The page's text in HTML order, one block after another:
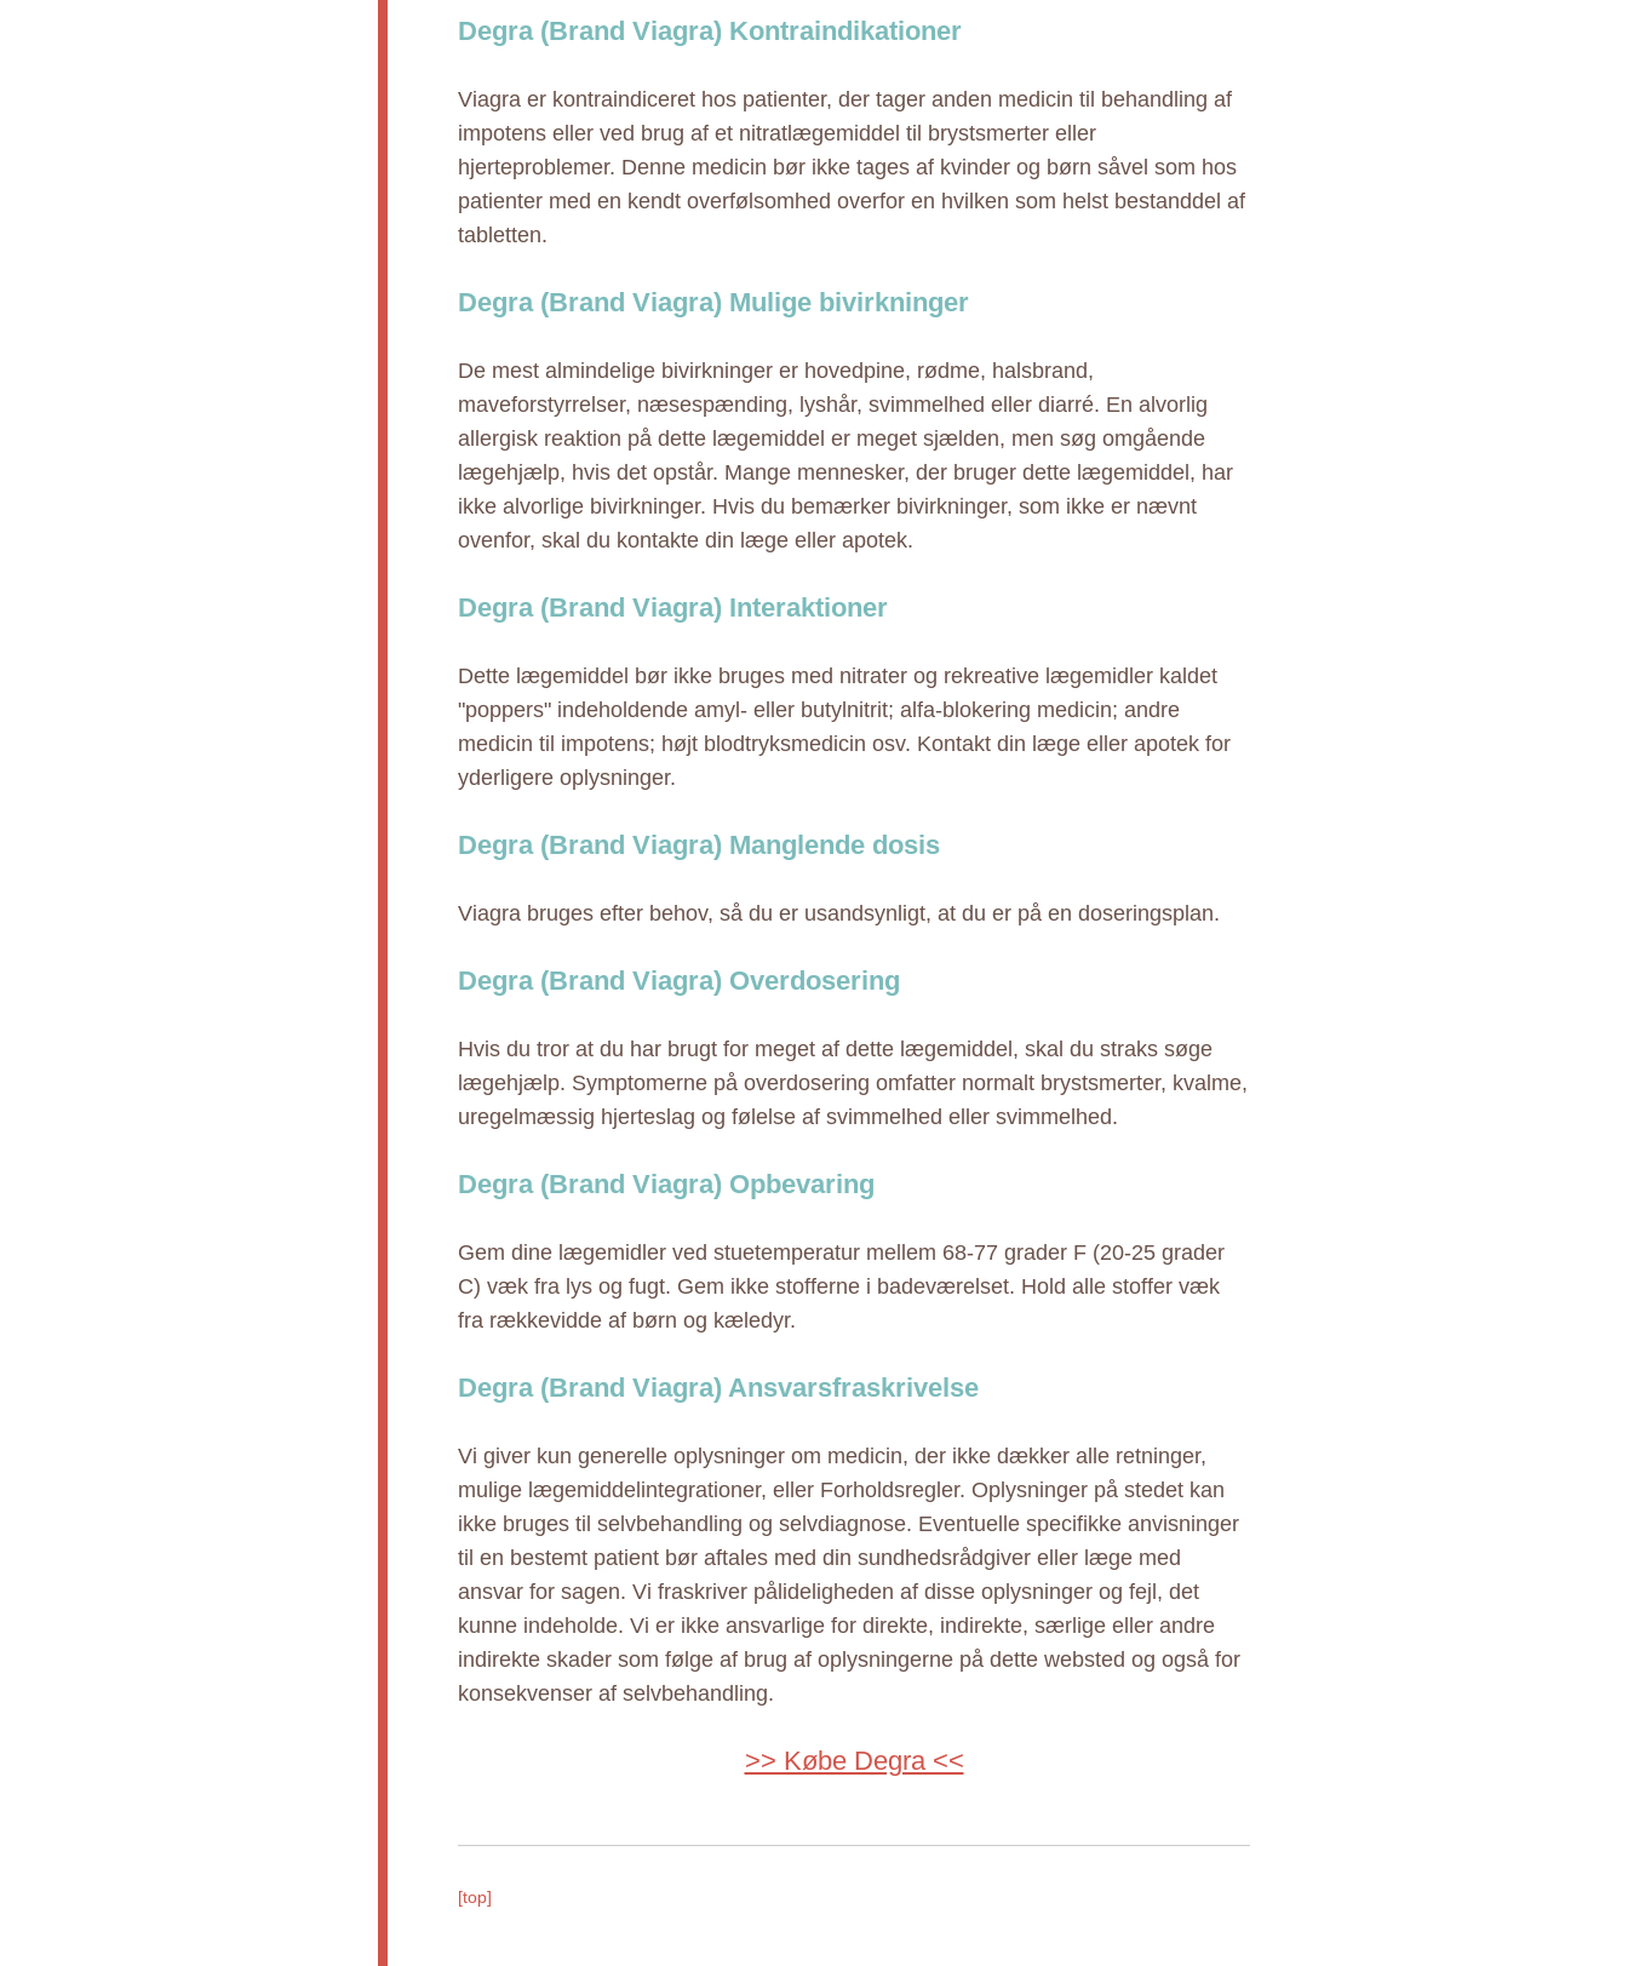
Degra (Brand Viagra) Kontraindikationer
Viagra er kontraindiceret hos patienter, der tager anden medicin til behandling af
impotens eller ved brug af et nitratlægemiddel til brystsmerter eller
hjerteproblemer. Denne medicin bør ikke tages af kvinder og børn såvel som hos
patienter med en kendt overfølsomhed overfor en hvilken som helst bestanddel af
tabletten.
Degra (Brand Viagra) Mulige bivirkninger
De mest almindelige bivirkninger er hovedpine, rødme, halsbrand,
maveforstyrrelser, næsespænding, lyshår, svimmelhed eller diarré. En alvorlig
allergisk reaktion på dette lægemiddel er meget sjælden, men søg omgående
lægehjælp, hvis det opstår. Mange mennesker, der bruger dette lægemiddel, har
ikke alvorlige bivirkninger. Hvis du bemærker bivirkninger, som ikke er nævnt
ovenfor, skal du kontakte din læge eller apotek.
Degra (Brand Viagra) Interaktioner
Dette lægemiddel bør ikke bruges med nitrater og rekreative lægemidler kaldet
"poppers" indeholdende amyl- eller butylnitrit; alfa-blokering medicin; andre
medicin til impotens; højt blodtryksmedicin osv. Kontakt din læge eller apotek for
yderligere oplysninger.
Degra (Brand Viagra) Manglende dosis
Viagra bruges efter behov, så du er usandsynligt, at du er på en doseringsplan.
Degra (Brand Viagra) Overdosering
Hvis du tror at du har brugt for meget af dette lægemiddel, skal du straks søge
lægehjælp. Symptomerne på overdosering omfatter normalt brystsmerter, kvalme,
uregelmæssig hjerteslag og følelse af svimmelhed eller svimmelhed.
Degra (Brand Viagra) Opbevaring
Gem dine lægemidler ved stuetemperatur mellem 68-77 grader F (20-25 grader
C) væk fra lys og fugt. Gem ikke stofferne i badeværelset. Hold alle stoffer væk
fra rækkevidde af børn og kæledyr.
Degra (Brand Viagra) Ansvarsfraskrivelse
Vi giver kun generelle oplysninger om medicin, der ikke dækker alle retninger,
mulige lægemiddelintegrationer, eller Forholdsregler. Oplysninger på stedet kan
ikke bruges til selvbehandling og selvdiagnose. Eventuelle specifikke anvisninger
til en bestemt patient bør aftales med din sundhedsrådgiver eller læge med
ansvar for sagen. Vi fraskriver pålideligheden af disse oplysninger og fejl, det
kunne indeholde. Vi er ikke ansvarlige for direkte, indirekte, særlige eller andre
indirekte skader som følge af brug af oplysningerne på dette websted og også for
konsekvenser af selvbehandling.
>> Købe Degra <<
[top]